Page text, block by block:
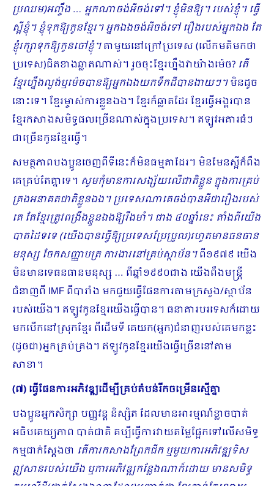
ប្រឈម)អញ្ចឹង … អ្នកណាចង់អីចង់ទៅ។ ខ្ញុំមិនឱ្យ។ របស់ខ្ញុំ​។ ធ្វើ
ស្អីខ្ញុំ។ ខ្ញុំទុកឱ្យកូនខ្មែរ។ អ្នកឯងចង់អីចង់ទៅ រឿងរបស់អ្នកឯង តែ
ខ្ញុំរក្សាទុកឱ្យកូនចៅខ្ញុំ។តាមួយនៅក្រៅប្រទេស (លើកមតិមកថា
ប្រទេស)ជិតខាងឆ្លាតណាស់។ រួចចុះខ្មែរហ្នឹងវាយ៉ាងម៉េច? តើ
ខ្មែរហ្នឹងល្ងង់ឬម៉េចបានឱ្យអ្នកឯងយកទឹកដីបានងាយៗ។មិនដូច
នោះទេ។ ខ្មែរម្ចាស់ការខ្លួនឯង។ ខ្មែរក៏ឆ្លាតដែរ ខ្មែរធ្វើអង្គរបាន
ខ្មែរកសាងសមិទ្ធផលច្រើនណាស់ក្នុងប្រទេស។ ឥឡូវអគារធំៗ
ជា​ច្រើនកូនខ្មែរធ្វើ។
សមត្ថភាពបងប្អូនចេញពីទីនេះក៏មិនធម្មតាដែរ។ មិនមែនស្អីក៏ពឹង
គេគ្រប់តែគ្នាទេ​។ សូមកុំមានការសង្ស័យលើជាតិខ្លួន ក្នុងការគ្រប់
គ្រងអនាគតជាតិខ្លួនឯង។ ប្រទេសណាគេចង់បានអីជារឿងរបស់
គេ តែខ្មែរត្រូវពង្រឹងខ្លួនឯងឱ្យរឹងមាំ។ ជាង ៤០ឆ្នាំនេះ តាំងពីយើង
បាតដៃទទេ (យើងបានធ្វើឱ្យប្រ​ទេសប្រែប្រួល)រហូតមានធនធាន
មនុស្ស ចែកសញ្ញាបត្រ ការងារនៅគ្រប់ស្ថាប័ន។ពី១៩៧៩ យើង
មិនមានទេធន​ធាន​មនុស្ស … ពីឆ្នាំ១៩៩០ជាង យើងពឹងមន្រ្តី
ជំនាញពី IMF ពីបារាំង មកជួយធ្វើផែនការតាមក្រសួង/ស្ថាប័ន
របស់យើង។ ឥឡូវកូនខ្មែរយើងធ្វើបាន។ ធនាគារបរទេសក៏ដោយ
មកបើកនៅស្រុកខ្មែរ ពីដើមទី គេយក(អ្នក)ជំនាញរបស់គេមកខ្លះ
(ដូចជា)អ្នកគ្រប់គ្រង។ ឥឡូវកូនខ្មែរយើងធ្វើច្រើននៅតាម
សាខា។
(៧) ធ្វើផែនការអភិវឌ្ឍដើម្បីគ្រប់តំបន់រីកចម្រើនស្មើគ្នា
បងប្អូនអ្នកសិក្សា បញ្ញវន្ត និស្សិត ដែលមានអារម្មណ៍ខ្លាចបាត់
អធិបតេយ្យភាព បាត់ជាតិ គប្បីធ្វើ​ការវាយតម្លៃផ្អែកទៅលើសមិទ្ធ
កម្មជាក់ស្ដែងថា តើការកសាងព្រែកជីក ឬមួយការអភិវឌ្ឍទិស
ឦសានរបស់យើង ឬការអភិវឌ្ឍកន្លែងណាក៏ដោយ មានសមិទ្ធ